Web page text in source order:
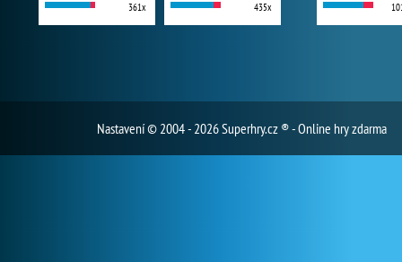
361x 435x
Nastavení© 2004 - 2026 Superhry.cz ® - Online hry zdarma